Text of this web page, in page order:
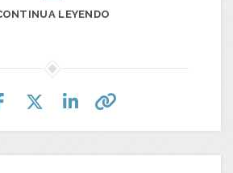
LEYENDO